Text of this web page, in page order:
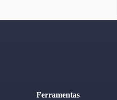
Ferramentas